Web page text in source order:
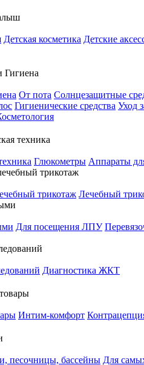
Детская косметика Детские
Гигиена
От пота Солнцезащитные
Гигиенические средства Уход
техника
Глюкометры Аппараты
трикотаж
трикотаж Лечебный
Для посещения ЛПУ
Диагностика ЖКТ
Интим-комфорт
песочницы, бассейны Для